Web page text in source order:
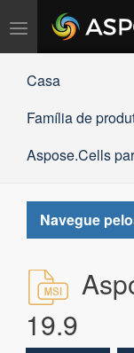
Alternar
navegação
Casa
Família de
Aspose.Cells
Navegue
19.9